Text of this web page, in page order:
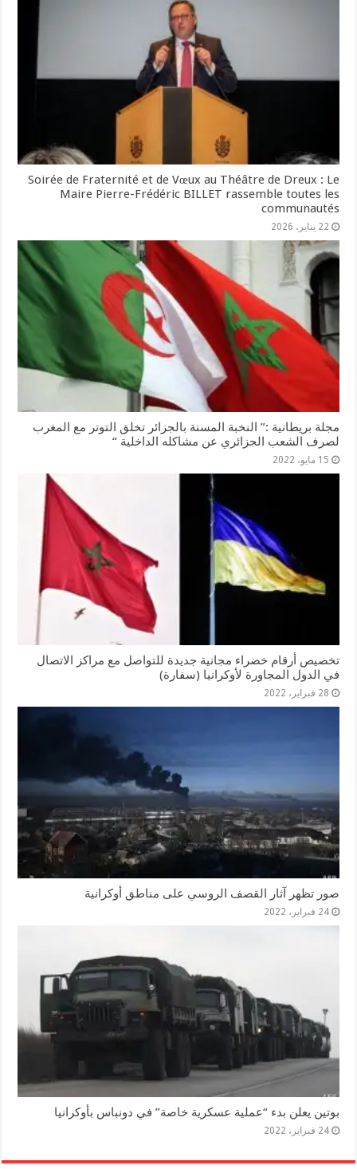
Soirée de Fraternité et de Vœux au Théâtre de Dreux : Le
Maire Pierre-Frédéric BILLET rassemble toutes les
communautés
22 يناير، 2026
مجلة بريطانية :” النخبة المسنة بالجزائر تخلق التوتر مع المغرب
لصرف الشعب الجزائري عن مشاكله الداخلية “
15 مايو، 2022
تخصيص أرقام خضراء مجانية جديدة للتواصل مع مراكز الاتصال
في الدول المجاورة لأوكرانيا (سفارة)
28 فبراير، 2022
صور تظهر آثار القصف الروسي على مناطق أوكرانية
24 فبراير، 2022
بوتين يعلن بدء “عملية عسكرية خاصة” في دونباس بأوكرانيا
24 فبراير، 2022